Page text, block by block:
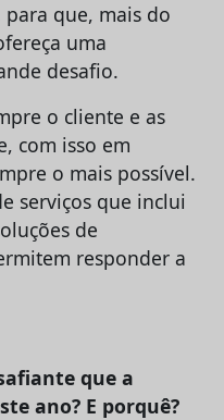
que, mais do
uma
desafio.
o cliente e as
com isso em
o mais possível.
serviços que inclui
de
responder a
que a
ano? E porquê?